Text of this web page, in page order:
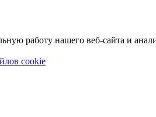
работу нашего веб-сайта и
cookie